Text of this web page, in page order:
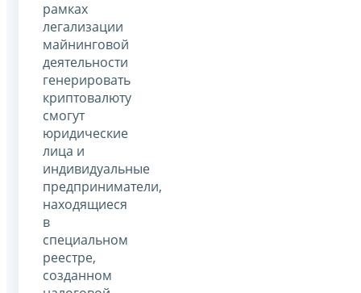
рамках
легализации
майнинговой
деятельности
генерировать
криптовалюту
смогут
юридические
лица и
индивидуальные
предприниматели,
находящиеся
в
специальном
реестре,
созданном